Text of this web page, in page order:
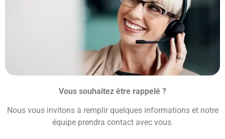
Vous souhaitez être rappelé ?
Nous vous invitons à remplir quelques informations et notre
équipe prendra contact avec vous.